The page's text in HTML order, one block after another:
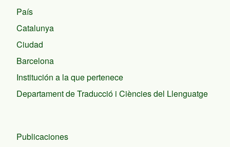
País
Catalunya
Ciudad
Barcelona
Institución a la que pertenece
Departament de Traducció i Ciències del Llenguatge
Publicaciones